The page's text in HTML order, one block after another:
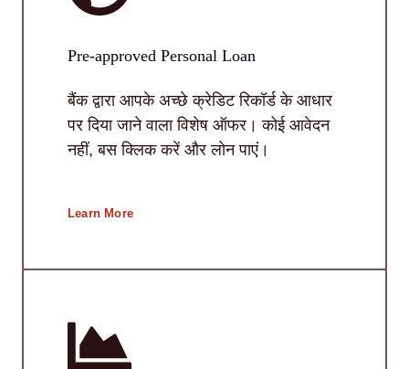
Pre-approved Personal Loan
बैंक द्वारा आपके अच्छे क्रेडिट रिकॉर्ड के आधार
पर दिया जाने वाला विशेष ऑफर। कोई आवेदन
नहीं, बस क्लिक करें और लोन पाएं।
Learn More